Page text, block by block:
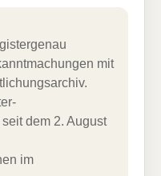
mit
dem 2. August
im